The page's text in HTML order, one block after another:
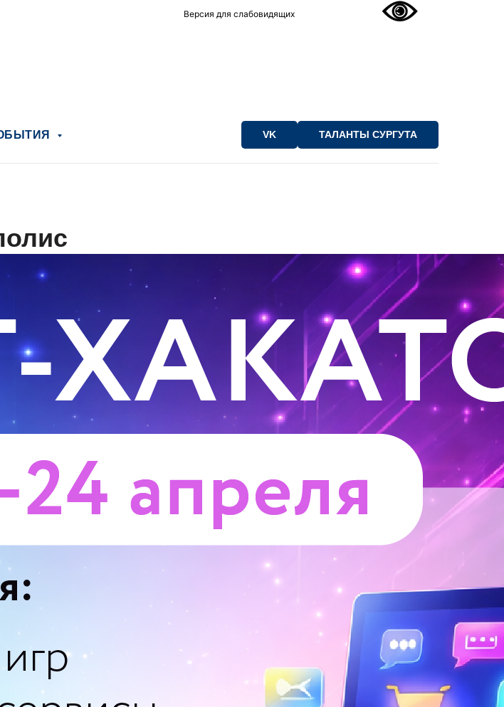
Версия для слабовидящих
VK ТАЛАНТЫ СУРГУТА